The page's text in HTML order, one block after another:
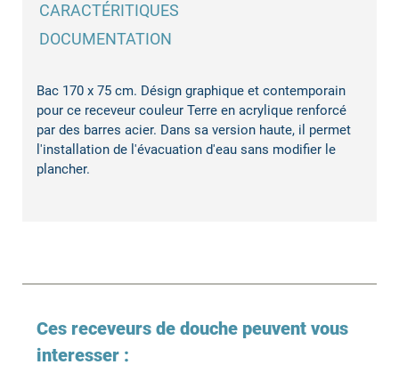
CARACTÉRITIQUES
DOCUMENTATION
Bac 170 x 75 cm. Désign graphique et contemporain
pour ce receveur couleur Terre en acrylique renforcé
par des barres acier. Dans sa version haute, il permet
l'installation de l'évacuation d'eau sans modifier le
plancher.
Ces receveurs de douche peuvent vous
interesser :